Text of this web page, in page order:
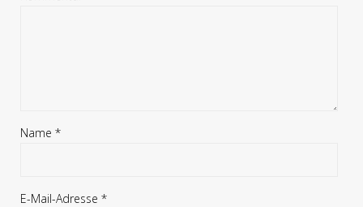
Name *
E-Mail-Adresse *